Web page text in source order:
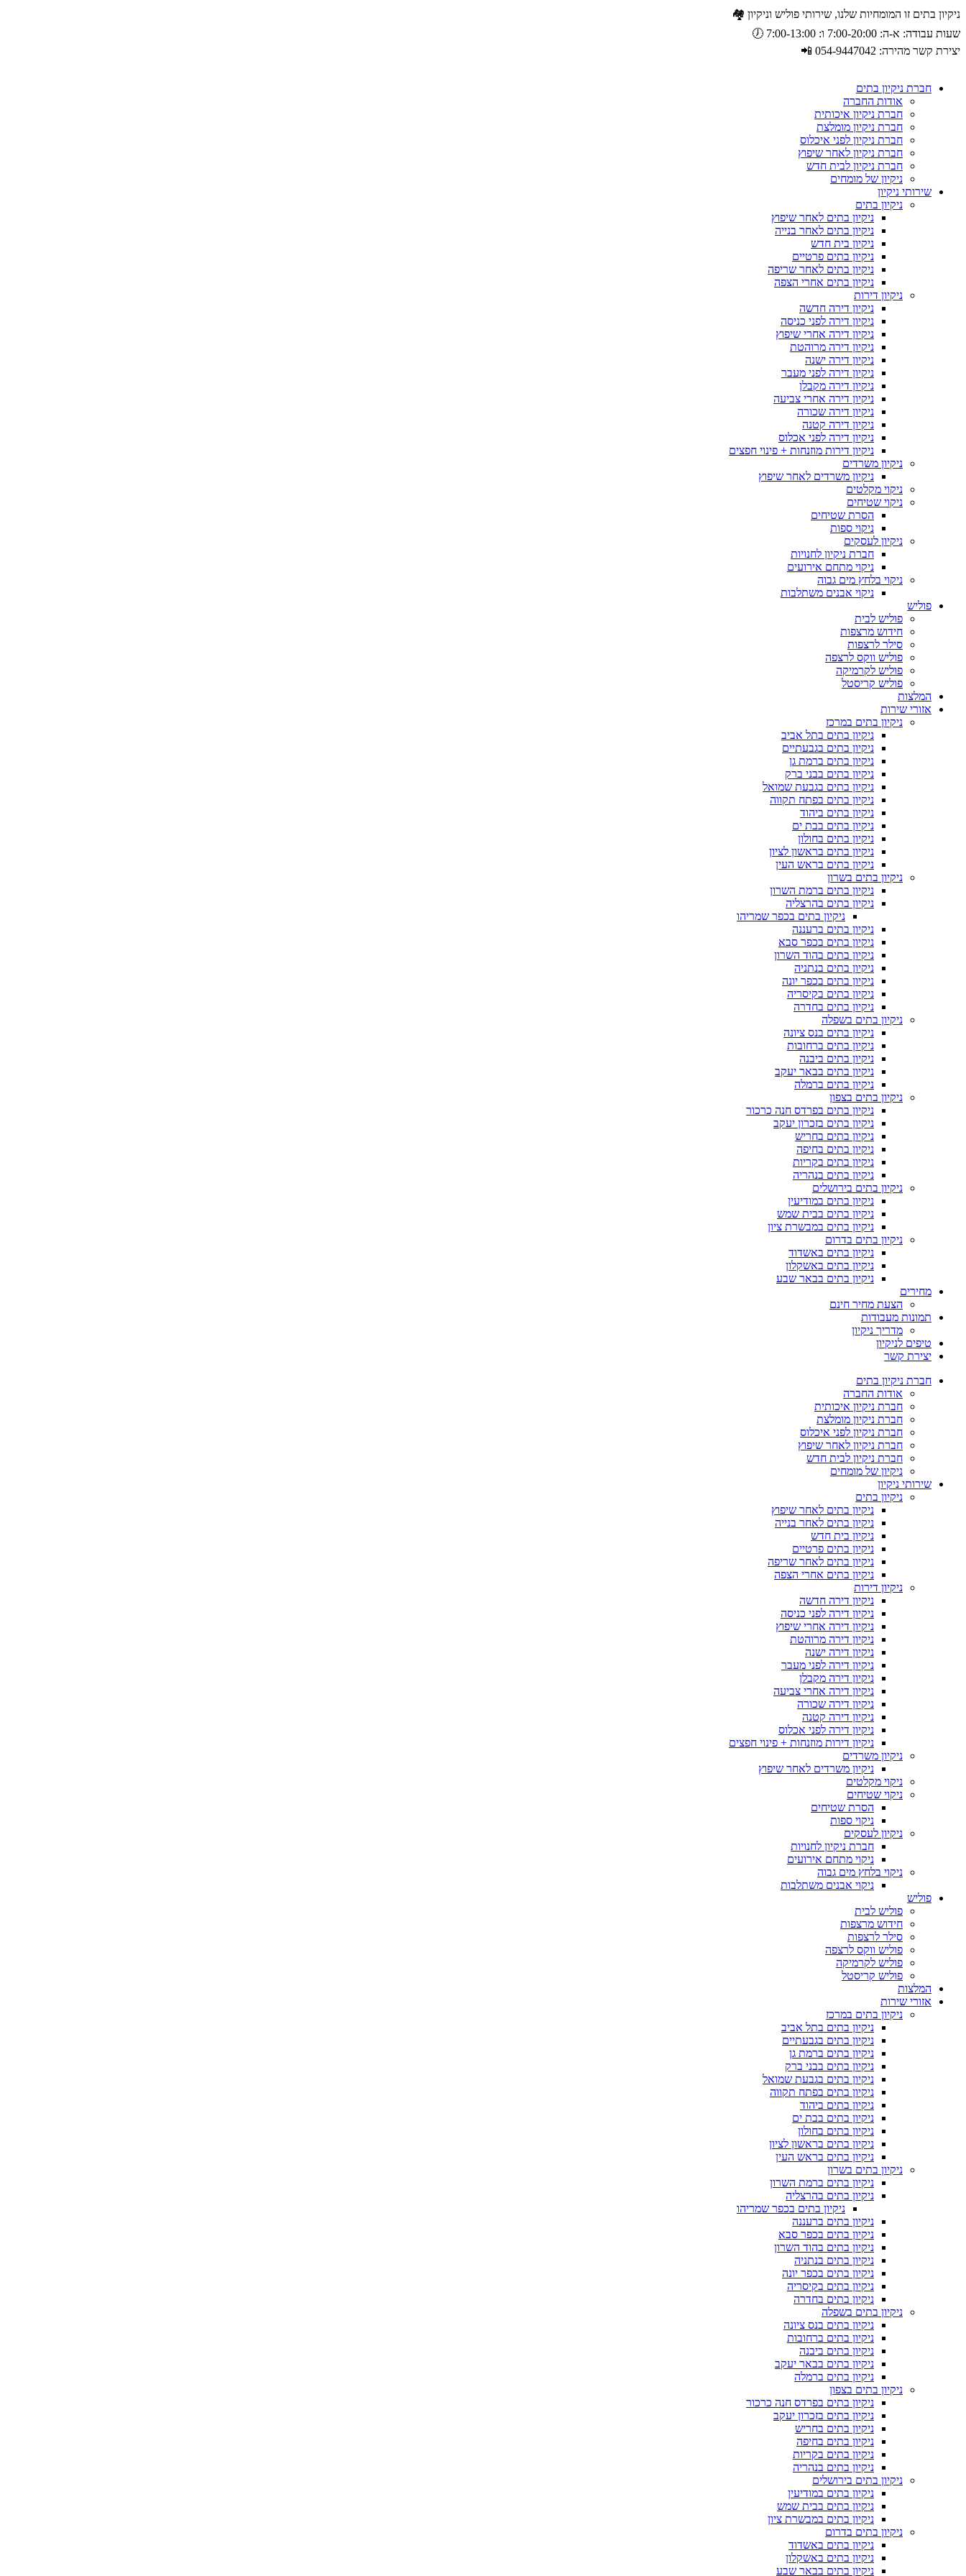
ניקיון בתים זו המומחיות שלנו, שירותי פוליש וניקיון 🏘️
שעות עבודה: א-ה: 7:00-20:00 ו: 7:00-13:00 🕖
יצירת קשר מהירה: 054-9447042 📲
חברת ניקיון בתים
אודות החברה
חברת ניקיון איכותית
חברת ניקיון מומלצת
חברת ניקיון לפני איכלוס
חברת ניקיון לאחר שיפוץ
חברת ניקיון לבית חדש
ניקיון של מומחים
שירותי ניקיון
ניקיון בתים
ניקיון בתים לאחר שיפוץ
ניקיון בתים לאחר בנייה
ניקיון בית חדש
ניקיון בתים פרטיים
ניקיון בתים לאחר שריפה
ניקיון בתים אחרי הצפה
ניקיון דירות
ניקיון דירה חדשה
ניקיון דירה לפני כניסה
ניקיון דירה אחרי שיפוץ
ניקיון דירה מרוהטת
ניקיון דירה ישנה
ניקיון דירה לפני מעבר
ניקיון דירה מקבלן
ניקיון דירה אחרי צביעה
ניקיון דירה שכורה
ניקיון דירה קטנה
ניקיון דירה לפני אכלוס
ניקיון דירות מוזנחות + פינוי חפצים
ניקיון משרדים
ניקיון משרדים לאחר שיפוץ
ניקוי מקלטים
ניקוי שטיחים
הסרת שטיחים
ניקוי ספות
ניקיון לעסקים
חברת ניקיון לחנויות
ניקוי מתחם אירועים
ניקוי בלחץ מים גבוה
ניקוי אבנים משתלבות
פוליש
פוליש לבית
חידוש מרצפות
סילר לרצפות
פוליש ווקס לרצפה
פוליש לקרמיקה
פוליש קריסטל
המלצות
אזורי שירות
ניקיון בתים במרכז
ניקיון בתים בתל אביב
ניקיון בתים בגבעתיים
ניקיון בתים ברמת גן
ניקיון בתים בבני ברק
ניקיון בתים בגבעת שמואל
ניקיון בתים בפתח תקווה
ניקיון בתים ביהוד
ניקיון בתים בבת ים
ניקיון בתים בחולון
ניקיון בתים בראשון לציון
ניקיון בתים בראש העין
ניקיון בתים בשרון
ניקיון בתים ברמת השרון
ניקיון בתים בהרצליה
ניקיון בתים בכפר שמריהו
ניקיון בתים ברעננה
ניקיון בתים בכפר סבא
ניקיון בתים בהוד השרון
ניקיון בתים בנתניה
ניקיון בתים בכפר יונה
ניקיון בתים בקיסריה
ניקיון בתים בחדרה
ניקיון בתים בשפלה
ניקיון בתים בנס ציונה
ניקיון בתים ברחובות
ניקיון בתים ביבנה
ניקיון בתים בבאר יעקב
ניקיון בתים ברמלה
ניקיון בתים בצפון
ניקיון בתים בפרדס חנה כרכור
ניקיון בתים בזכרון יעקב
ניקיון בתים בחריש
ניקיון בתים בחיפה
ניקיון בתים בקריות
ניקיון בתים בנהריה
ניקיון בתים בירושלים
ניקיון בתים במודיעין
ניקיון בתים בבית שמש
ניקיון בתים במבשרת ציון
ניקיון בתים בדרום
ניקיון בתים באשדוד
ניקיון בתים באשקלון
ניקיון בתים בבאר שבע
מחירים
הצעת מחיר חינם
תמונות מעבודות
מדריך ניקיון
טיפים לניקיון
יצירת קשר
חברת ניקיון בתים
אודות החברה
חברת ניקיון איכותית
חברת ניקיון מומלצת
חברת ניקיון לפני איכלוס
חברת ניקיון לאחר שיפוץ
חברת ניקיון לבית חדש
ניקיון של מומחים
שירותי ניקיון
ניקיון בתים
ניקיון בתים לאחר שיפוץ
ניקיון בתים לאחר בנייה
ניקיון בית חדש
ניקיון בתים פרטיים
ניקיון בתים לאחר שריפה
ניקיון בתים אחרי הצפה
ניקיון דירות
ניקיון דירה חדשה
ניקיון דירה לפני כניסה
ניקיון דירה אחרי שיפוץ
ניקיון דירה מרוהטת
ניקיון דירה ישנה
ניקיון דירה לפני מעבר
ניקיון דירה מקבלן
ניקיון דירה אחרי צביעה
ניקיון דירה שכורה
ניקיון דירה קטנה
ניקיון דירה לפני אכלוס
ניקיון דירות מוזנחות + פינוי חפצים
ניקיון משרדים
ניקיון משרדים לאחר שיפוץ
ניקוי מקלטים
ניקוי שטיחים
הסרת שטיחים
ניקוי ספות
ניקיון לעסקים
חברת ניקיון לחנויות
ניקוי מתחם אירועים
ניקוי בלחץ מים גבוה
ניקוי אבנים משתלבות
פוליש
פוליש לבית
חידוש מרצפות
סילר לרצפות
פוליש ווקס לרצפה
פוליש לקרמיקה
פוליש קריסטל
המלצות
אזורי שירות
ניקיון בתים במרכז
ניקיון בתים בתל אביב
ניקיון בתים בגבעתיים
ניקיון בתים ברמת גן
ניקיון בתים בבני ברק
ניקיון בתים בגבעת שמואל
ניקיון בתים בפתח תקווה
ניקיון בתים ביהוד
ניקיון בתים בבת ים
ניקיון בתים בחולון
ניקיון בתים בראשון לציון
ניקיון בתים בראש העין
ניקיון בתים בשרון
ניקיון בתים ברמת השרון
ניקיון בתים בהרצליה
ניקיון בתים בכפר שמריהו
ניקיון בתים ברעננה
ניקיון בתים בכפר סבא
ניקיון בתים בהוד השרון
ניקיון בתים בנתניה
ניקיון בתים בכפר יונה
ניקיון בתים בקיסריה
ניקיון בתים בחדרה
ניקיון בתים בשפלה
ניקיון בתים בנס ציונה
ניקיון בתים ברחובות
ניקיון בתים ביבנה
ניקיון בתים בבאר יעקב
ניקיון בתים ברמלה
ניקיון בתים בצפון
ניקיון בתים בפרדס חנה כרכור
ניקיון בתים בזכרון יעקב
ניקיון בתים בחריש
ניקיון בתים בחיפה
ניקיון בתים בקריות
ניקיון בתים בנהריה
ניקיון בתים בירושלים
ניקיון בתים במודיעין
ניקיון בתים בבית שמש
ניקיון בתים במבשרת ציון
ניקיון בתים בדרום
ניקיון בתים באשדוד
ניקיון בתים באשקלון
ניקיון בתים בבאר שבע